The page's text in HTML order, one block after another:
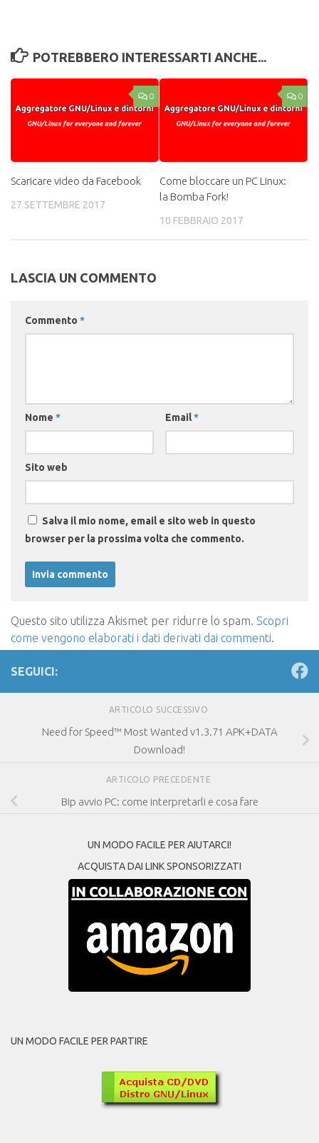
POTREBBERO INTERESSARTI ANCHE...
0
Scaricare video da Facebook
27 SETTEMBRE 2017
0
Come bloccare un PC Linux:
la Bomba Fork!
10 FEBBRAIO 2017
LASCIA UN COMMENTO
Commento *
Nome * Email*
Sito web
Salva il mio nome, email e sito web in questo
browser per la prossima volta che commento.
Questo sito utilizza Akismet per ridurre lo spam. Scopri
come vengono elaborati i dati derivati dai commenti.
SEGUICI:
ARTICOLO SUCCESSIVO
Need for Speed™ Most Wanted v1.3.71 APK+DATA
Download!
ARTICOLO PRECEDENTE
Bip avvio PC: come interpretarli e cosa fare
UN MODO FACILE PER AIUTARCI!
ACQUISTA DAI LINK SPONSORIZZATI
UN MODO FACILE PER PARTIRE